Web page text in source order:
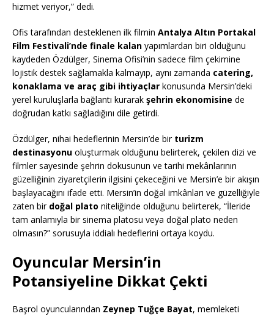
hizmet veriyor,” dedi.
Ofis tarafından desteklenen ilk filmin Antalya Altın Portakal
Film Festivali’nde finale kalan yapımlardan biri olduğunu
kaydeden Özdülger, Sinema Ofisi’nin sadece film çekimine
lojistik destek sağlamakla kalmayıp, aynı zamanda catering,
konaklama ve araç gibi ihtiyaçlar konusunda Mersin’deki
yerel kuruluşlarla bağlantı kurarak şehrin ekonomisine de
doğrudan katkı sağladığını dile getirdi.
Özdülger, nihai hedeflerinin Mersin’de bir turizm
destinasyonu oluşturmak olduğunu belirterek, çekilen dizi ve
filmler sayesinde şehrin dokusunun ve tarihi mekânlarının
güzelliğinin ziyaretçilerin ilgisini çekeceğini ve Mersin’e bir akışın
başlayacağını ifade etti. Mersin’in doğal imkânları ve güzelliğiyle
zaten bir doğal plato niteliğinde olduğunu belirterek, “İleride
tam anlamıyla bir sinema platosu veya doğal plato neden
olmasın?” sorusuyla iddialı hedeflerini ortaya koydu.
Oyuncular Mersin’in
Potansiyeline Dikkat Çekti
Başrol oyuncularından Zeynep Tuğçe Bayat, memleketi